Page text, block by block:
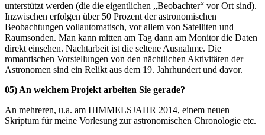
unterstützt werden (die die eigentlichen „Beobachter“ vor Ort sind).
Inzwischen erfolgen über 50 Prozent der astronomischen
Beobachtungen vollautomatisch, vor allem von Satelliten und
Raumsonden. Man kann mitten am Tag dann am Monitor die Daten
direkt einsehen. Nachtarbeit ist die seltene Ausnahme. Die
romantischen Vorstellungen von den nächtlichen Aktivitäten der
Astronomen sind ein Relikt aus dem 19. Jahrhundert und davor.
05) An welchem Projekt arbeiten Sie gerade?
An mehreren, u.a. am HIMMELSJAHR 2014, einem neuen
Skriptum für meine Vorlesung zur astronomischen Chronologie etc.